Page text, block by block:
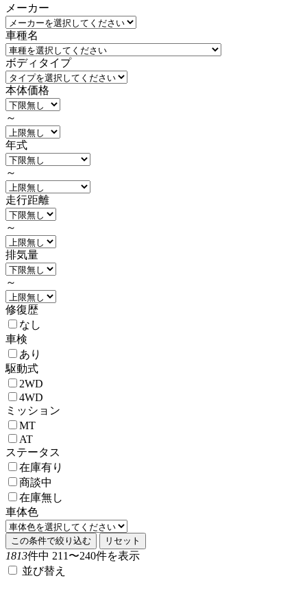
メーカー
車種名
ボディタイプ
本体価格
～
年式
～
走行距離
～
排気量
～
修復歴
なし
車検
あり
駆動式
2WD
4WD
ミッション
MT
AT
ステータス
在庫有り
商談中
在庫無し
車体色
この条件で絞り込む リセット
1813件中 211〜240件を表示
並び替え